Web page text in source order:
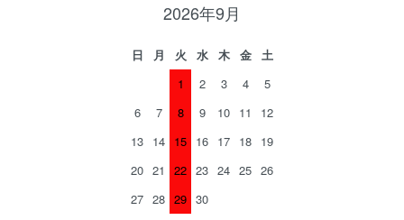
2026年9月
日 月 火 水 木 金
土
1
2 3 4
5
6
7 8 9 10 11
12
13 14 15 16 17 18 19
20 21 22 23 24 25 26
27 28 29 30